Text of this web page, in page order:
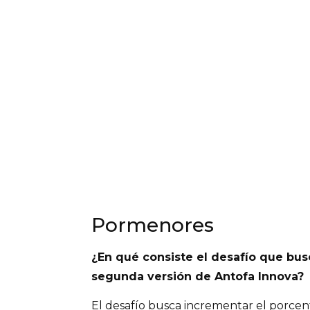
Pormenores
¿En qué consiste el desafío que
segunda versión de Antofa Innova?
El desafío busca incrementar el